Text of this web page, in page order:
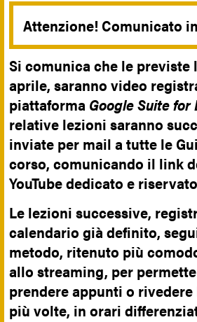
Attenzione! Comunicato
Si comunica che le previste
aprile, saranno video
piattaforma Google Suite for
relative lezioni saranno
inviate per mail a tutte le
corso, comunicando il link
YouTube dedicato e
Le lezioni successive,
calendario già definito,
metodo, ritenuto più
allo streaming, per
prendere appunti o
più volte, in orari